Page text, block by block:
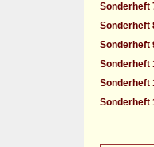
Sonderheft
Sonderheft
Sonderheft
Sonderheft
Sonderheft
Sonderheft